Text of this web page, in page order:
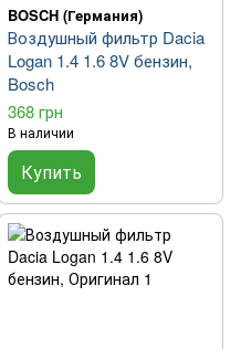
BOSCH (Германия)
Воздушный фильтр Dacia
Logan 1.4 1.6 8V бензин,
Bosch
368 грн
В наличии
Купить